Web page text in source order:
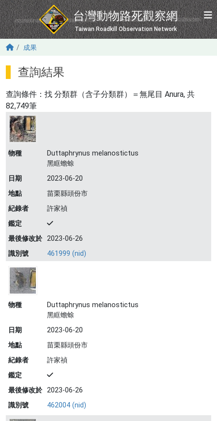
移至主內容
台灣動物路死觀察網
Taiwan Roadkill Observation Network
成果
查詢結果
查詢條件：找 分類群（含子分類群）＝無尾目 Anura, 共
82,749筆
物種
Duttaphrynus melanostictus
黑眶蟾蜍
日期
2023-06-20
地點
苗栗縣頭份市
紀錄者
許家禎
鑑定
最後修改於 2023-06-26
識別號
461999 (nid)
物種
Duttaphrynus melanostictus
黑眶蟾蜍
日期
2023-06-20
地點
苗栗縣頭份市
紀錄者
許家禎
鑑定
最後修改於 2023-06-26
識別號
462004 (nid)